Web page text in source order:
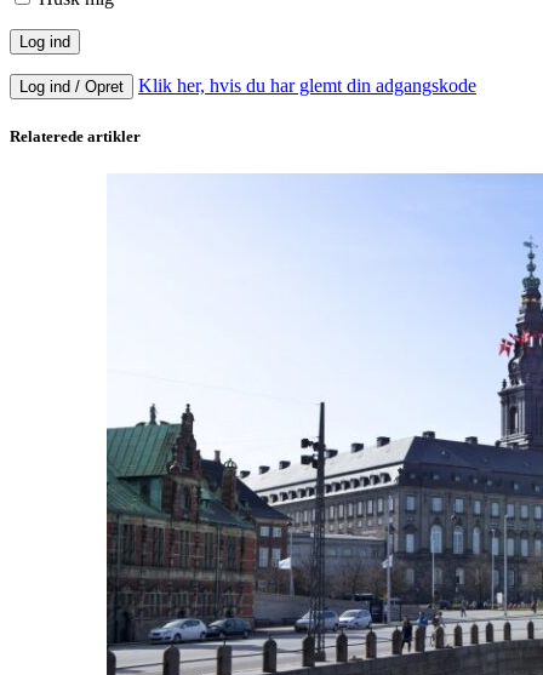
Log ind / Opret Klik her, hvis du har glemt din adgangskode
Relaterede artikler